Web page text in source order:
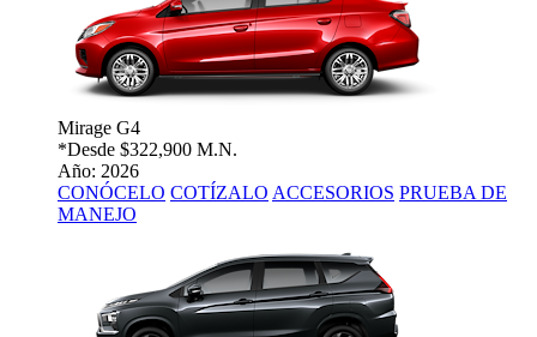
Mirage G4
*Desde $322,900 M.N.
Año: 2026
CONÓCELO COTÍZALO ACCESORIOS PRUEBA DE
MANEJO